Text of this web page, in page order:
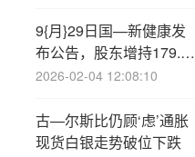
9{月}29日国—新健康发
布公告，股东增持179.98
万股
2026-02-04 12:08:10
古—尔斯比仍顾‘虑’通胀
现货白银走势破位下跌